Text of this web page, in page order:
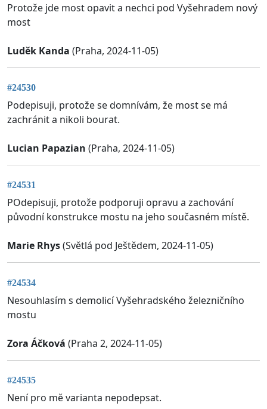
Protože jde most opavit a nechci pod Vyšehradem nový
most
Luděk Kanda (Praha, 2024-11-05)
#24530
Podepisuji, protože se domnívám, že most se má
zachránit a nikoli bourat.
Lucian Papazian (Praha, 2024-11-05)
#24531
POdepisuji, protože podporuji opravu a zachování
původní konstrukce mostu na jeho současném místě.
Marie Rhys(Světlá pod Ještědem, 2024-11-05)
#24534
Nesouhlasím s demolicí Vyšehradského železničního
mostu
Zora Áčková (Praha 2, 2024-11-05)
#24535
Není pro mě varianta nepodepsat.